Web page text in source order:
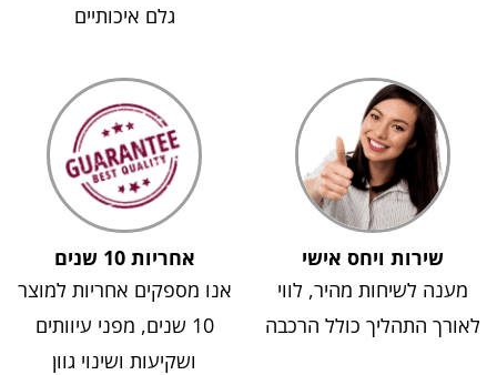
גלם איכותיים
שירות ויחס אישי
מענה לשיחות מהיר, לווי
לאורך התהליך כולל הרכבה
אחריות 10 שנים
אנו מספקים אחריות למוצר
10 שנים, מפני עיוותים
ושקיעות ושינוי גוון